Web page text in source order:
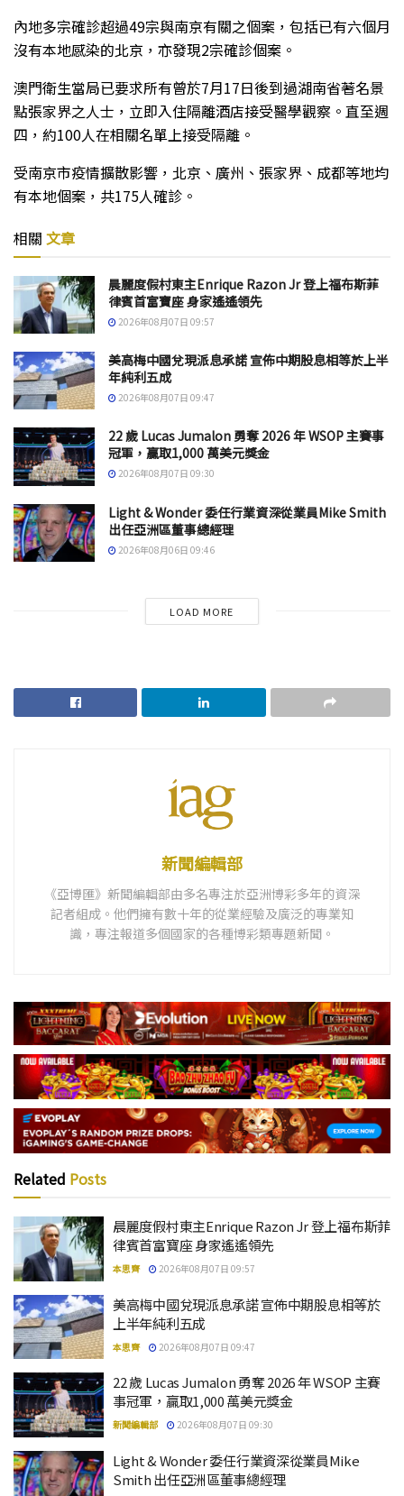
內地多宗確診超過49宗與南京有關之個案，包括已有六個月
沒有本地感染的北京，亦發現2宗確診個案。
澳門衛生當局已要求所有曾於7月17日後到過湖南省著名景
點張家界之人士，立即入住隔離酒店接受醫學觀察。直至週
四，約100人在相關名單上接受隔離。
受南京市疫情擴散影響，北京、廣州、張家界、成都等地均
有本地個案，共175人確診。
相關 文章
晨麗度假村東主Enrique Razon Jr 登上福布斯菲
律賓首富寶座 身家遙遙領先
2026年08月07日 09:57
美高梅中國兌現派息承諾 宣佈中期股息相等於上半
年純利五成
2026年08月07日 09:47
22 歲 Lucas Jumalon 勇奪 2026 年 WSOP 主賽事
冠軍，贏取1,000 萬美元獎金
2026年08月07日 09:30
Light & Wonder 委任行業資深從業員Mike Smith
出任亞洲區董事總經理
2026年08月06日 09:46
LOAD MORE
新聞編輯部
《亞博匯》新聞編輯部由多名專注於亞洲博彩多年的資深
記者組成。他們擁有數十年的從業經驗及廣泛的專業知
識，專注報道多個國家的各種博彩類專題新聞。
Related Posts
晨麗度假村東主Enrique Razon Jr 登上福布斯菲
律賓首富寶座 身家遙遙領先
本思齊 2026年08月07日 09:57
美高梅中國兌現派息承諾 宣佈中期股息相等於
上半年純利五成
本思齊 2026年08月07日 09:47
22 歲 Lucas Jumalon 勇奪 2026 年 WSOP 主賽
事冠軍，贏取1,000 萬美元獎金
新聞編輯部 2026年08月07日 09:30
Light & Wonder 委任行業資深從業員Mike
Smith 出任亞洲區董事總經理